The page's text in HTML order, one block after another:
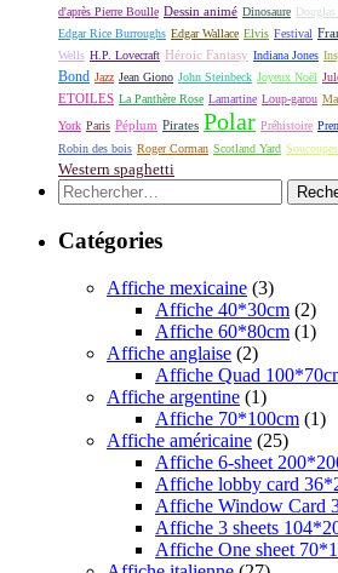
d'après Pierre Boulle Dessin animé Dinosaure
Edgar Rice Burroughs Edgar Wallace Elvis Festival
Wells H.P. Lovecraft Héroic Fantasy Indiana Jones
Bond Jazz Jean Giono John Steinbeck Joyeux Noël
ETOILES La Panthère Rose Lamartine Loup-garou
York Paris Péplum Pirates Polar Préhistoire
Robin des bois Roger Corman Scotland Yard
Western spaghetti
Rechercher :
Catégories
Affiche mexicaine (3)
Affiche 40*30cm (2)
Affiche 60*80cm (1)
Affiche anglaise (2)
Affiche Quad
Affiche argentine (1)
Affiche 70*100cm (1)
Affiche américaine (25)
Affiche 6-sheet
Affiche lobby card
Affiche Window Card
Affiche 3 sheets
Affiche One sheet